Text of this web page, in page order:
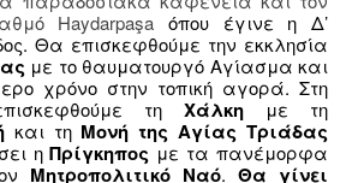
Haydarpaşa όπου έγινε η Δ’
Θα επισκεφθούμε την εκκλησία
με το θαυματουργό Αγίασμα και
χρόνο στην τοπική αγορά. Στη
τη Χάλκη με τη
και τη Μονή της Αγίας Τριάδας
ηΠρίγκηπος με τα πανέμορφα
Μητροπολιτικό Ναό. Θα γίνει